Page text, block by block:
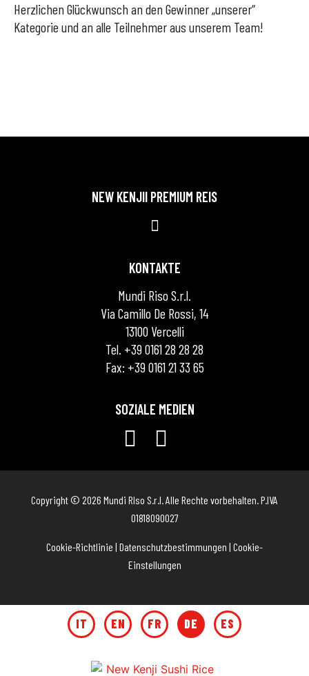
Herzlichen Glückwunsch an den Gewinner „unserer“
Kategorie und an alle Teilnehmer aus unserem Team!
NEW KENJII PREMIUM REIS
KONTAKTE
Mundi Riso S.r.l.
Via Camillo De Rossi, 14
13100 Vercelli
Tel. +39 0161 28 28 28
Fax: +39 0161 21 33 65
SOZIALE MEDIEN
Copyright © 2026 Mundi RIso S.r.l. Alle Rechte vorbehalten. P.IVA
01818090027
Cookie-Richtlinie | Datenschutzbestimmungen | Cookie-
Einstellungen
IT EN FR DE ES